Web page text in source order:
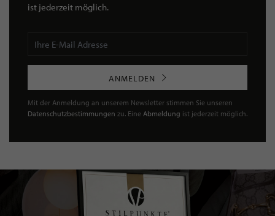
ist jederzeit möglich.
ANMELDEN
Mit der Anmeldung an unserem Newsletter stimmen Sie unseren
Datenschutzbestimmungen zu. Eine Abmeldung ist jederzeit möglich.